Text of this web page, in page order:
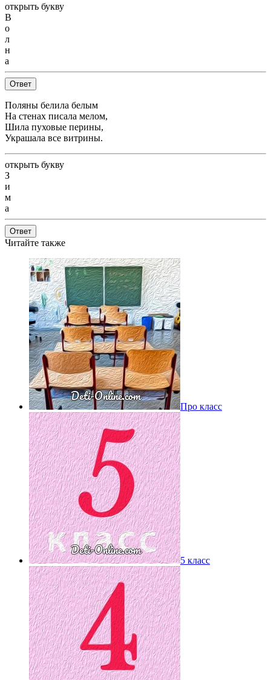
открыть букву
В
о
л
н
а
Ответ
Поляны белила белым
На стенах писала мелом,
Шила пуховые перины,
Украшала все витрины.
открыть букву
З
и
м
а
Ответ
Читайте также
Про класс
5 класс